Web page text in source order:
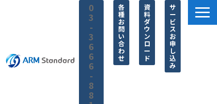
0
3
-
3
6
6
6
-
8
8
各
種
お
問
い
合
わ
せ
資
料
ダ
ウ
ン
ロ
ー
ド
サ
ー
ビ
ス
お
申
し
込
み